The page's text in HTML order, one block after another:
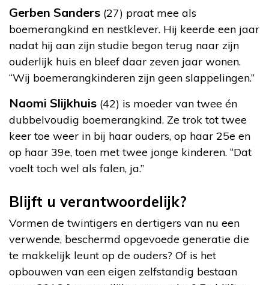
Gerben Sanders (27) praat mee als
boemerangkind en nestklever. Hij keerde een jaar
nadat hij aan zijn studie begon terug naar zijn
ouderlijk huis en bleef daar zeven jaar wonen.
“Wij boemerangkinderen zijn geen slappelingen.”
Naomi Slijkhuis (42) is moeder van twee én
dubbelvoudig boemerangkind. Ze trok tot twee
keer toe weer in bij haar ouders, op haar 25e en
op haar 39e, toen met twee jonge kinderen. “Dat
voelt toch wel als falen, ja.”
Blijft u verantwoordelijk?
Vormen de twintigers en dertigers van nu een
verwende, beschermd opgevoede generatie die
te makkelijk leunt op de ouders? Of is het
opbouwen van een eigen zelfstandig bestaan